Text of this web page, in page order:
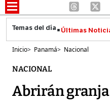
Últimas
Inicio> Panamá> Nacional
NACIONAL
Abrirán